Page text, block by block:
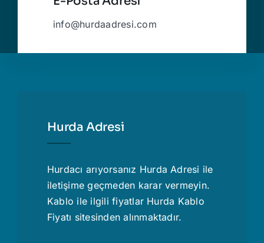
info@hurdaadresi.com
Hurda Adresi
Hurdacı arıyorsanız Hurda Adresi ile
iletişime geçmeden karar vermeyin.
Kablo ile ilgili fiyatlar Hurda Kablo
Fiyatı sitesinden alınmaktadır.